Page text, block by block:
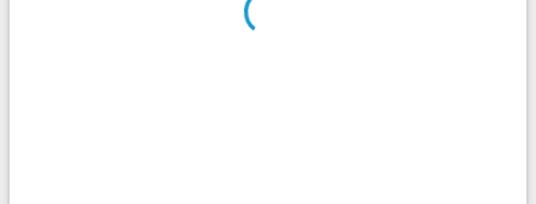
foresta tropicale, sono da non perdere. La spiaggia di Gosier è